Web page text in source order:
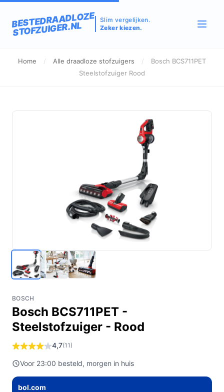
BESTEDRAADLOZE
STOFZUIGER.NL
Slim vergelijken.
Zeker kiezen.
Home / Alle draadloze stofzuigers /
Bosch BCS711PET
Steelstofzuiger Rood
BOSCH
Bosch BCS711PET -
Steelstofzuiger - Rood
4,7(11)
Voor 23:00 besteld, morgen in huis
bol.com